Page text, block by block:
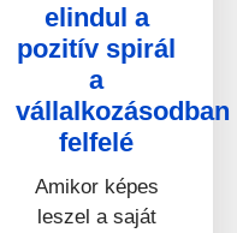
elindul a
pozitív spirál
a
vállalkozásodban
felfelé​
Amikor képes
leszel a saját